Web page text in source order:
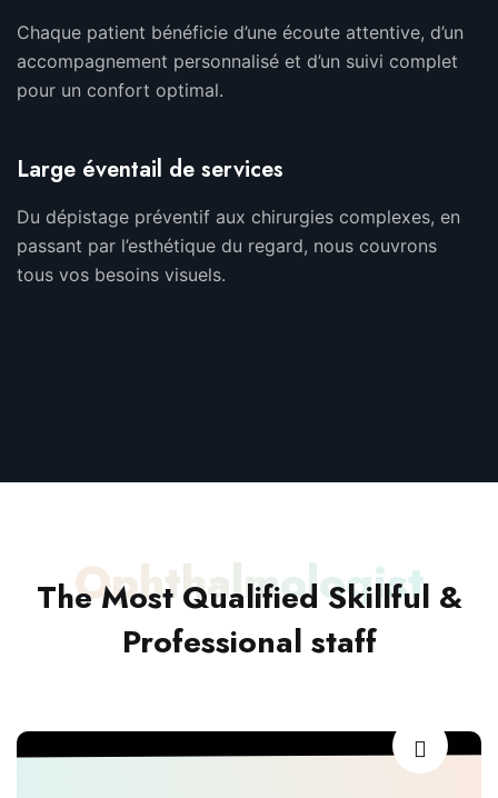
Chaque patient bénéficie d’une écoute attentive, d’un
accompagnement personnalisé et d’un suivi complet
pour un confort optimal.
Large éventail de services
Du dépistage préventif aux chirurgies complexes, en
passant par l’esthétique du regard, nous couvrons
tous vos besoins visuels.
Ophthalmologist
The Most Qualified Skillful &
Professional staff